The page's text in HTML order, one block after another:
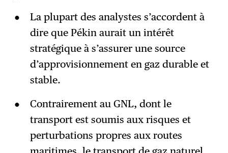
La plupart des analystes s’accordent à
dire que Pékin aurait un intérêt
stratégique à s’assurer une source
d’approvisionnement en gaz durable et
stable.
Contrairement au GNL, dont le
transport est soumis aux risques et
perturbations propres aux routes